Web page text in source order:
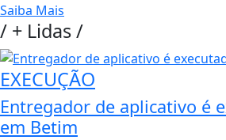
Saiba Mais
/ + Lidas/
EXECUÇÃO
Entregador de aplicativo é
em Betim